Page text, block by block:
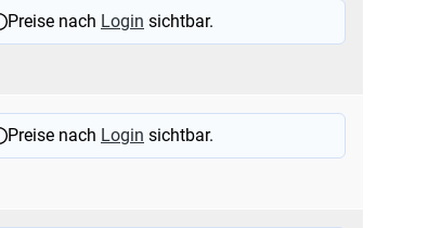
Preise nach Login sichtbar.
Preise nach Login sichtbar.